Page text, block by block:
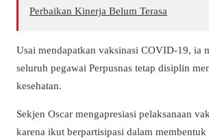
Perbaikan Kinerja Belum Terasa
Usai mendapatkan vaksinasi COVID-19, ia
seluruh pegawai Perpusnas tetap disiplin
kesehatan.
Sekjen Oscar mengapresiasi pelaksanaan
karena ikut berpartisipasi dalam membentuk